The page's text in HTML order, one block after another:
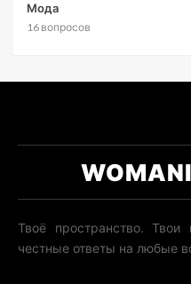
Мода
16 вопросов
Твоё пространство.
честные ответы на любые